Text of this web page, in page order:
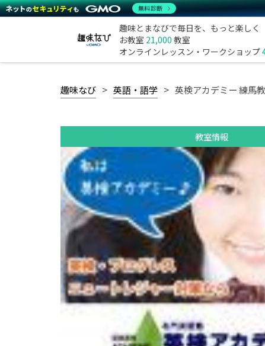
趣味とまなびで毎日を、もっと楽しく
お教室 21,000 教室
オンラインレッスン・ワークショップ
趣味なび 英語・語学 英検アカデミー 練馬
教室情報
無料診断